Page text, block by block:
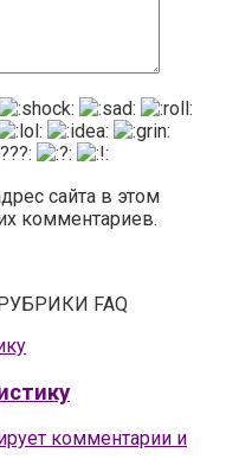
сайта в этом
комментариев.
FAQ